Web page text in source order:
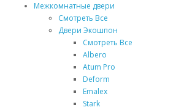
Межкомнатные двери
Смотреть Все
Двери Экошпон
Смотреть Все
Albero
Atum Pro
Deform
Emalex
Stark